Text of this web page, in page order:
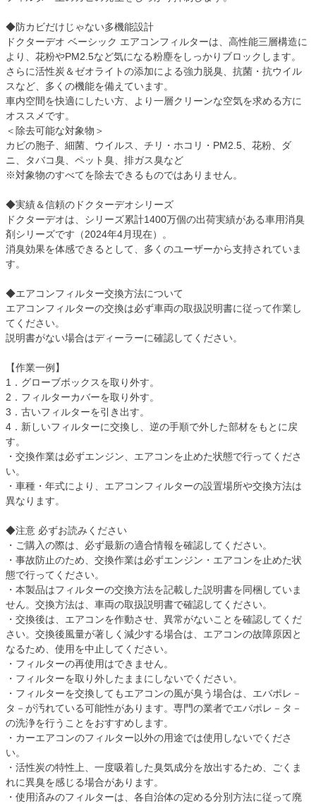
◆防カビだけじゃない多機能設計
ドクターデオ ベーシック エアコンフィルターは、高性能三層構造に
より、花粉やPM2.5など気になる粉塵をしっかりブロックします。
さらに活性炭＆ゼオライトの添加による強力脱臭、抗菌・抗ウイル
スなど、多くの機能を備えています。
車内空間を快適にしたい方、より一層クリーンな空気を求める方に
オススメです。
＜除去可能な対象物＞
カビの胞子、細菌、ウイルス、チリ・ホコリ・PM2.5、花粉、ダ
ニ、タバコ臭、ペット臭、排ガス臭など
※対象物のすべてを除去できるものではありません。
◆実績＆信頼のドクターデオシリーズ
ドクターデオは、シリーズ累計1400万個の出荷実績がある車用消臭
剤シリーズです（2024年4月現在）。
消臭効果を体感できるとして、多くのユーザーから支持されていま
す。
◆エアコンフィルター交換方法について
エアコンフィルターの交換は必ず車両の取扱説明書に従って作業し
てください。
説明書がない場合はディーラーに確認してください。
【作業一例】
1．グローブボックスを取り外す。
2．フィルターカバーを取り外す。
3．古いフィルターを引き出す。
4．新しいフィルターに交換し、逆の手順で外した部材をもとに戻
す。
・交換作業は必ずエンジン、エアコンを止めた状態で行ってくださ
い。
・車種・年式により、エアコンフィルターの設置場所や交換方法は
異なります。
◆注意 必ずお読みください
・ご購入の際は、必ず最新の適合情報を確認してください。
・事故防止のため、交換作業は必ずエンジン・エアコンを止めた状
態で行ってください。
・本製品はフィルターの交換方法を記載した説明書を同梱していま
せん。交換方法は、車両の取扱説明書で確認してください。
・交換後は、エアコンを作動させ、異常がないことを確認してくだ
さい。交換後風量が著しく減少する場合は、エアコンの故障原因と
なるため、使用を中止してください。
・フィルターの再使用はできません。
・フィルターを取り外したままにしないでください。
・フィルターを交換してもエアコンの風が臭う場合は、エバポレ－
タ－が汚れている可能性があります。専門の業者でエバポレ－タ－
の洗浄を行うことをおすすめします。
・カーエアコンのフィルター以外の用途では使用しないでくださ
い。
・活性炭の特性上、一度吸着した臭気成分を放出するため、ごくま
れに異臭を感じる場合があります。
・使用済みのフィルターは、各自治体の定める分別方法に従って廃